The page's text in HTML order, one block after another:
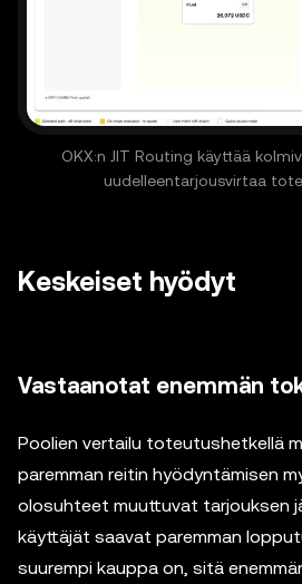
OKX:n JIT Routing käyttää
uudelleentarjousvirtaa
Keskeiset hyödyt
Vastaanotat enemmän
Poolien vertailu toteutushetkellä
paremman reitin hyödyntämisen
olosuhteet muuttuvat tarjouksen
käyttäjät saavat paremman
suurempi kauppa on, sitä